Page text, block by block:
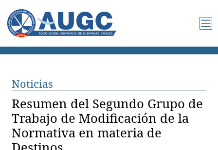
Noticias
Resumen del Segundo Grupo de
Trabajo de Modificación de la
Normativa en materia de